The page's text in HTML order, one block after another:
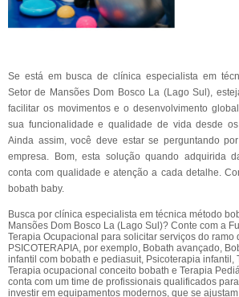
Se está em busca de clínica especialista em
Setor de Mansões Dom Bosco La (Lago Sul),
facilitar os movimentos e o desenvolvimento
sua funcionalidade e qualidade de vida desde
Ainda assim, você deve estar se perguntando
empresa. Bom, esta solução quando adquirida
conta com qualidade e atenção a cada detalhe.
bobath baby.
Busca por clínica especialista em técnica método
Mansões Dom Bosco La (Lago Sul)? Conte com a
Terapia Ocupacional para solicitar serviços do ramo
PSICOTERAPIA, por exemplo, Bobath avançado,
infantil com bobath e pediasuit, Psicoterapia infantil,
Terapia ocupacional conceito bobath e Terapia
conta com um time de profissionais qualificados
investir em equipamentos modernos, que se